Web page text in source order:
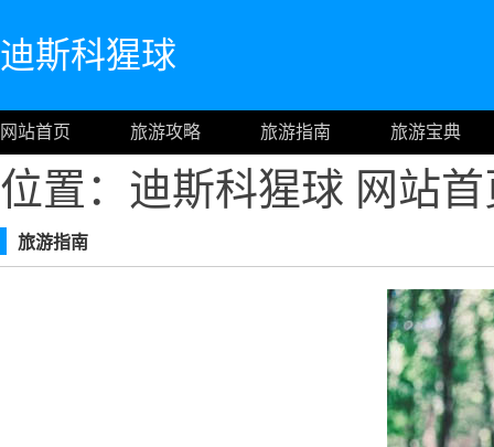
迪斯科猩球
网站首页 旅游攻略 旅游指南 旅游宝典
位置：迪斯科猩球 网站
旅游指南